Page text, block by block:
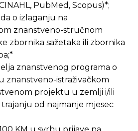
CINAHL, PubMed, Scopus)*;
o izlaganju na
znanstveno-stručnom
zbornika sažetaka ili zbornika
znanstvenog programa o
znanstveno-istraživačkom
projektu u zemlji i/ili
od najmanje mjesec